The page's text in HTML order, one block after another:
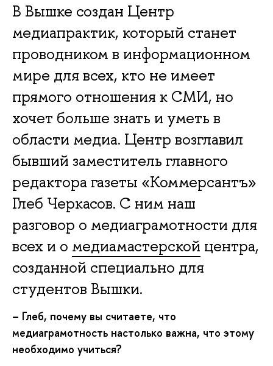
В Вышке создан Центр
медиапрактик, который станет
проводником в информационном
мире для всех, кто не имеет
прямого отношения к СМИ, но
хочет больше знать и уметь в
области медиа. Центр возглавил
бывший заместитель главного
редактора газеты «Коммерсантъ»
Глеб Черкасов. С ним наш
разговор о медиаграмотности для
всех и о медиамастерской центра,
созданной специально для
студентов Вышки.
– Глеб, почему вы считаете, что
медиаграмотность настолько важна, что этому
необходимо учиться?